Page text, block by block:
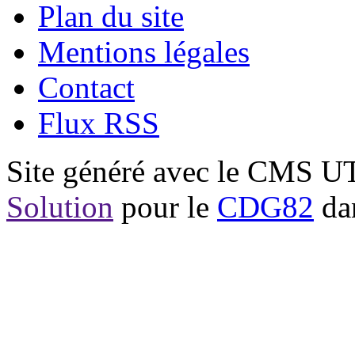
Plan du site
Mentions légales
Contact
Flux RSS
Site généré avec le CMS
Solution pour le CDG82